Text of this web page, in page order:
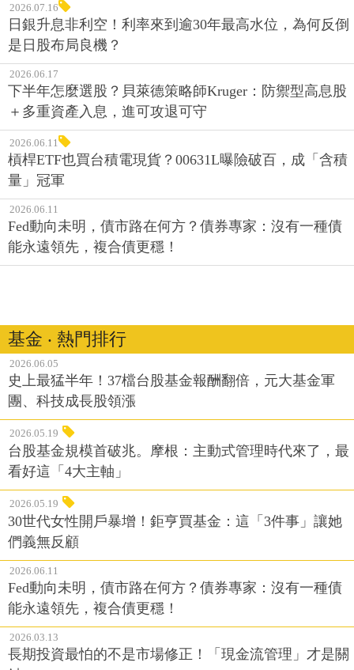
2026.07.16
日銀升息非利空！利率來到逾30年最高水位，為何反倒
是日股布局良機？
2026.06.17
下半年怎麼選股？貝萊德策略師Kruger：防禦型高息股
＋多重資產入息，進可攻退可守
2026.06.11
槓桿ETF也買台積電現貨？00631L曝險破百，成「含積
量」冠軍
2026.06.11
Fed動向未明，債市路在何方？債券專家：沒有一種債
能永遠領先，複合債更穩！
基金 ‧ 熱門排行
2026.06.05
史上最猛半年！37檔台股基金報酬翻倍，元大基金軍
團、科技成長股領漲
2026.05.19
台股基金規模首破兆。摩根：主動式管理時代來了，最
看好這「4大主軸」
2026.05.19
30世代女性開戶暴增！鉅亨買基金：這「3件事」讓她
們義無反顧
2026.06.11
Fed動向未明，債市路在何方？債券專家：沒有一種債
能永遠領先，複合債更穩！
2026.03.13
長期投資最怕的不是市場修正！「現金流管理」才是關